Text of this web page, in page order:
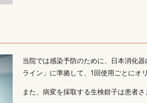
当院では感染予防のために、日本消化
ライン」に準拠して、1回使用ごとにオ
また、病変を採取する生検鉗子は患者